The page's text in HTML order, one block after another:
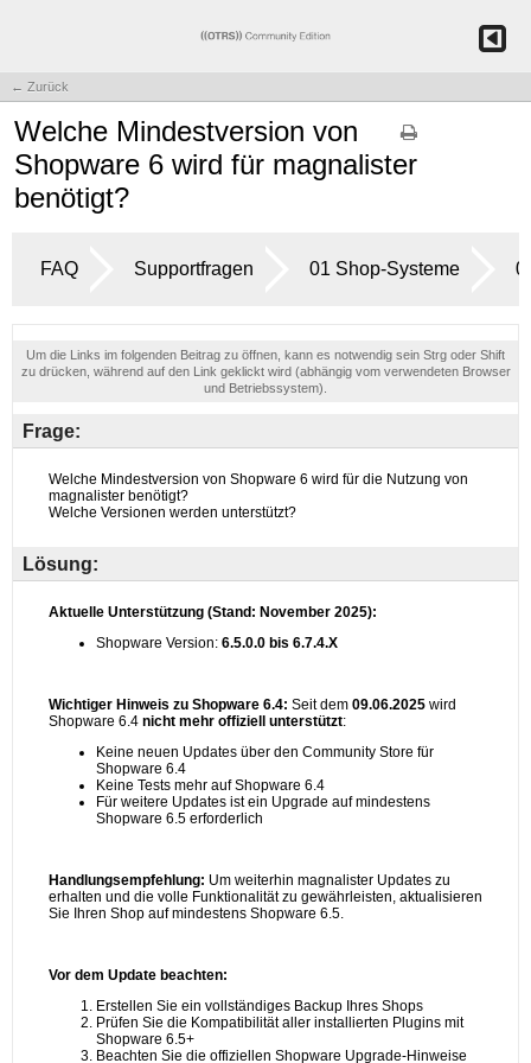
← Zurück
Welche Mindestversion von
Shopware 6 wird für magnalister
benötigt?
FAQ Supportfragen 01 Shop-Systeme
Um die Links im folgenden Beitrag zu öffnen, kann es notwendig sein Strg oder Shift
zu drücken, während auf den Link geklickt wird (abhängig vom verwendeten Browser
und Betriebssystem).
Frage:
Lösung: